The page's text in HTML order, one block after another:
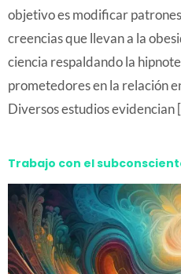
objetivo es modificar
creencias que llevan a la
ciencia respaldando la
prometedores en la relación
Diversos estudios evidencian
Trabajo con el